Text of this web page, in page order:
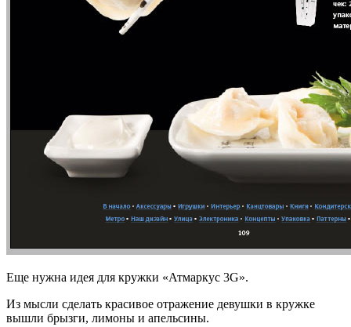
Еще нужна идея для кружки «Атмаркус 3G».
Из мысли сделать красивое отражение девушки в кружке
вышли брызги, лимоны и апельсины.